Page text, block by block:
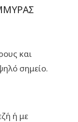
και
σημείο.
ή με